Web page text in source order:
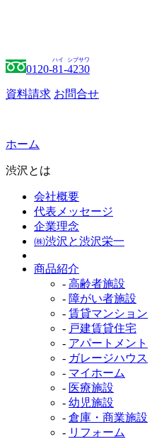
0120-81
ハイ
-4230
シブサワ
資料請求 お問合せ
ホーム
渋沢とは
会社概要
代表メッセージ
企業理念
㈱渋沢と渋沢栄一
商品紹介
- 高齢者施設
- 障がい者施設
- 賃貸マンション
- 戸建賃貸住宅
- アパートメント
- ガレージハウス
- マイホーム
- 医療施設
- 幼児施設
- 倉庫・商業施設
- リフォーム